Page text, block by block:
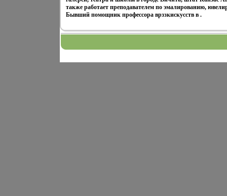
также работает преподавателем по эмалированию,
Бывший помощник профессора врззкискусств в .